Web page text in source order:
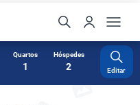
Quartos
1
Hóspedes
2 Editar